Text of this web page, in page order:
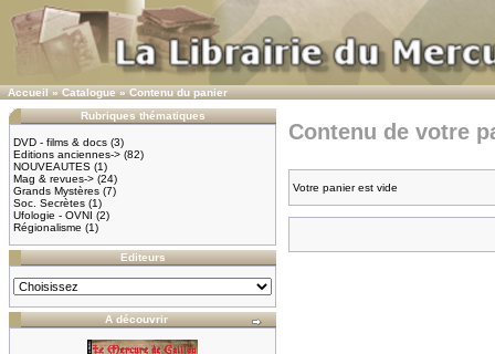
Accueil»Catalogue»Contenu du panier
Rubriques thématiques
DVD - films & docs (3)
Editions anciennes-> (82)
NOUVEAUTES (1)
Mag & revues-> (24)
Grands Mystères (7)
Soc. Secrètes (1)
Ufologie - OVNI (2)
Régionalisme (1)
Editeurs
A découvrir
Contenu de votre
Votre panier est vide